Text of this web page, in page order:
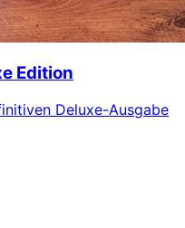
Edition
Deluxe-Ausgabe